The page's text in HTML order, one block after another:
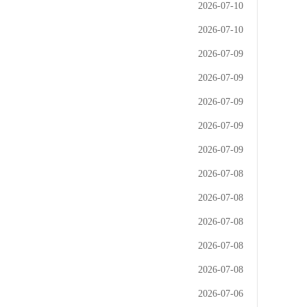
2026-07-10
2026-07-10
2026-07-09
2026-07-09
2026-07-09
2026-07-09
2026-07-09
2026-07-08
2026-07-08
2026-07-08
2026-07-08
2026-07-08
2026-07-06